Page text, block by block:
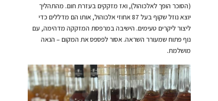
(הסוכר הופך לאלכוהול), ואז מזקקים בעזרת חום. מהתהליך
יוצא נוזל שקוף בעל 87 אחוזי אלכוהול, אותו הם מדללים כדי
ליצור ליקרים טעימים. הישיבה במרפסת המזקקה מדהימה, עם
נוף פתוח שמעורר השראה. אסור לפספס את המקום – הנאה
מושלמת.